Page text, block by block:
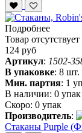
Подробнее
Товар отсутствует
124 руб
Артикул: 1502-
В упаковке: 8 шт.
Мин. партия: 1
В наличии: 0 упак
Скоро: 0 упак
Производитель:
Стаканы Purple